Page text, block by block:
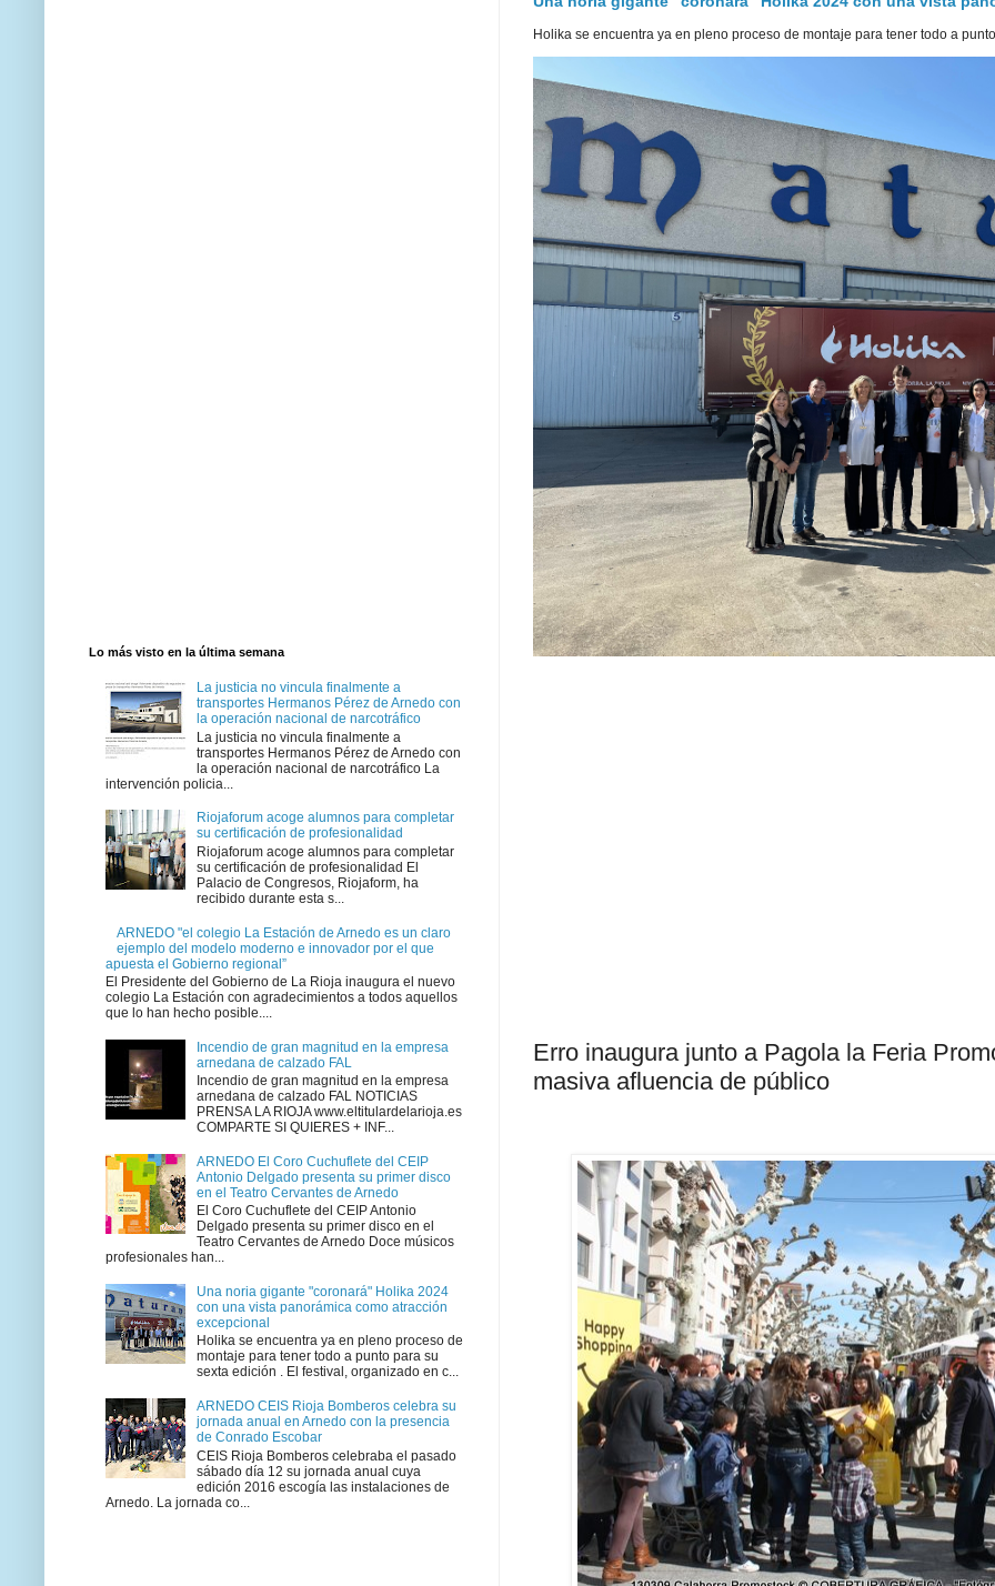
Holika se encuentra ya en pleno proceso de montaje para tener todo a
Erro inaugura junto a Pagola la Feria
masiva afluencia de público
Lo más visto en la última semana
La justicia no vincula finalmente a
transportes Hermanos Pérez de Arnedo con
la operación nacional de narcotráfico
La justicia no vincula finalmente a
transportes Hermanos Pérez de Arnedo con
la operación nacional de narcotráfico La
intervención policia...
Riojaforum acoge alumnos para completar
su certificación de profesionalidad
Riojaforum acoge alumnos para completar
su certificación de profesionalidad El
Palacio de Congresos, Riojaform, ha
recibido durante esta s...
ARNEDO "el colegio La Estación de Arnedo es un claro
ejemplo del modelo moderno e innovador por el que
apuesta el Gobierno regional”
El Presidente del Gobierno de La Rioja inaugura el nuevo
colegio La Estación con agradecimientos a todos aquellos
que lo han hecho posible....
Incendio de gran magnitud en la empresa
arnedana de calzado FAL
Incendio de gran magnitud en la empresa
arnedana de calzado FAL NOTICIAS
PRENSA LA RIOJA www.eltitulardelarioja.es
COMPARTE SI QUIERES + INF...
ARNEDO El Coro Cuchuflete del CEIP
Antonio Delgado presenta su primer disco
en el Teatro Cervantes de Arnedo
El Coro Cuchuflete del CEIP Antonio
Delgado presenta su primer disco en el
Teatro Cervantes de Arnedo Doce músicos
profesionales han...
Una noria gigante "coronará" Holika 2024
con una vista panorámica como atracción
excepcional
Holika se encuentra ya en pleno proceso de
montaje para tener todo a punto para su
sexta edición . El festival, organizado en c...
ARNEDO CEIS Rioja Bomberos celebra su
jornada anual en Arnedo con la presencia
de Conrado Escobar
CEIS Rioja Bomberos celebraba el pasado
sábado día 12 su jornada anual cuya
edición 2016 escogía las instalaciones de
Arnedo. La jornada co...